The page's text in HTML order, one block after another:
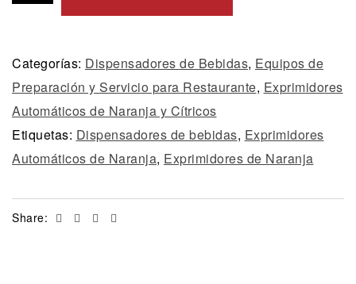
Categorías: Dispensadores de Bebidas, Equipos de
Preparación y Servicio para Restaurante, Exprimidores
Automáticos de Naranja y Cítricos
Etiquetas: Dispensadores de bebidas, Exprimidores
Automáticos de Naranja, Exprimidores de Naranja
Share: Facebook
TwitterLinkedin